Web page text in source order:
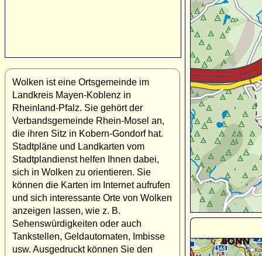
Wolken ist eine Ortsgemeinde im
Landkreis Mayen-Koblenz in
Rheinland-Pfalz. Sie gehört der
Verbandsgemeinde Rhein-Mosel an,
die ihren Sitz in Kobern-Gondorf hat.
Stadtpläne und Landkarten vom
Stadtplandienst helfen Ihnen dabei,
sich in Wolken zu orientieren. Sie
können die Karten im Internet aufrufen
und sich interessante Orte von Wolken
anzeigen lassen, wie z. B.
Sehenswürdigkeiten oder auch
Tankstellen, Geldautomaten, Imbisse
usw. Ausgedruckt können Sie den